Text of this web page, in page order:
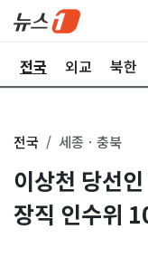
전국 외교 북한
전국 세종ㆍ충북
이상천 당선
장직 인수위